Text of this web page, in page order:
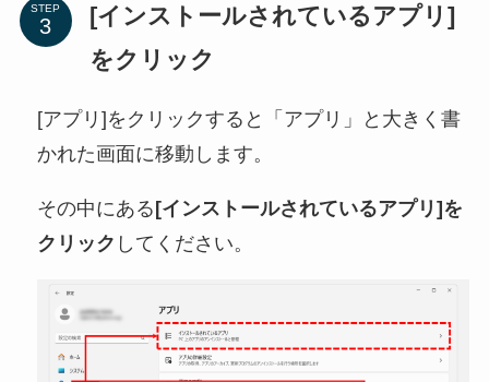
STEP
[インストールされているアプリ]
をクリック
[アプリ]をクリックすると「アプリ」と大きく書
かれた画面に移動します。
その中にある[インストールされているアプリ]を
クリック してください。